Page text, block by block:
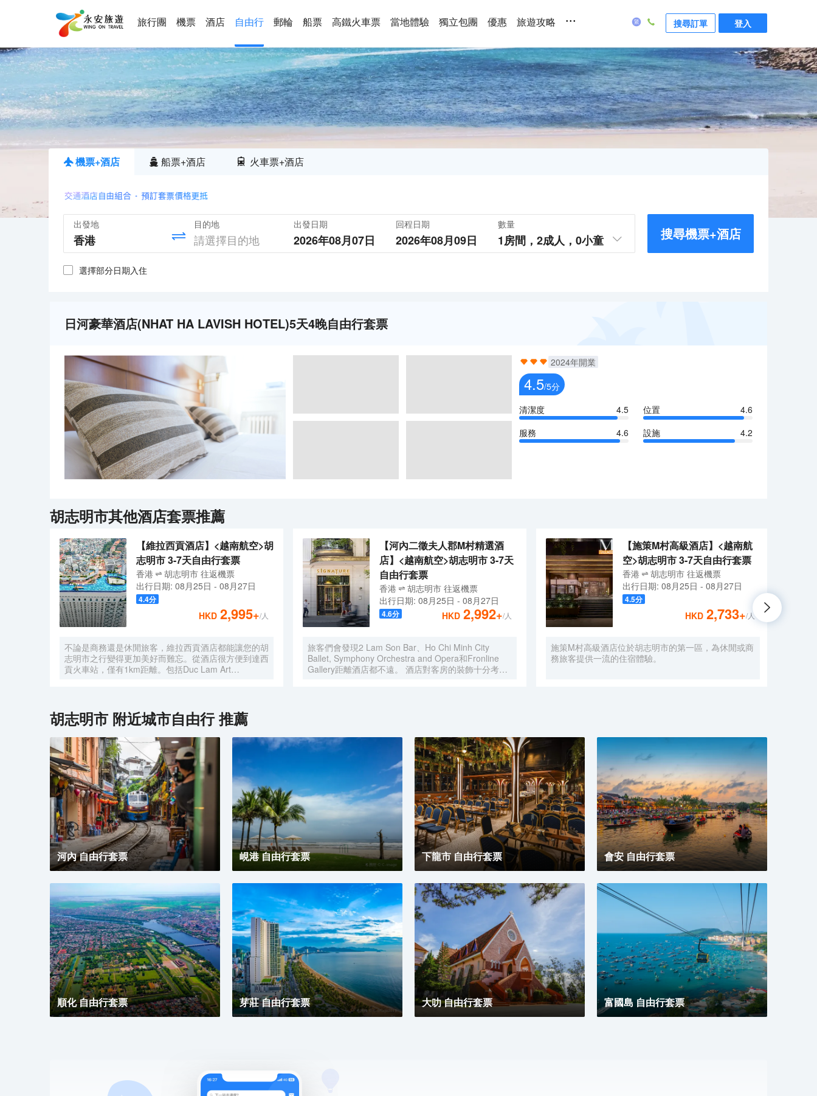
旅行團 機票 酒店 自由行 郵輪 船票 高鐵火車票 當地體驗 獨立包團 優惠 旅遊攻略 ... 搜尋訂單 登入
機票+酒店 船票+酒店 火車票+酒店
出發地 目的地 出發日期
2026年08月07日
回程日期
2026年08月09日
數量
1房間， 2成人， 0小童 搜尋機票+酒店
選擇部分日期入住
日河豪華酒店(NHAT HA LAVISH HOTEL)5天4晚自由行套票
2024年開業
4.5/5分
清潔度
4.5 位置
4.6
服務
4.6 設施 4.2
胡志明市其他酒店套票推薦
【維拉西貢酒店】<越南航空>胡
志明市 3-7天自由行套票
香港 胡志明市 往返機票
出行日期: 08月25日 - 08月27日
4.4分
HKD 2,995+/人
不論是商務還是休閒旅客，維拉西貢酒店都能讓您的胡
志明市之行變得更加美好而難忘。從酒店很方便到達西
貢火車站，僅有1km距離。包括Duc Lam Art
傘、房內保險箱和空調。有飲水需求的旅客，酒店還為
您提供了瓶裝水。浴室配有拖鞋、24小時熱水和浴
缸。在餘暇時間，可以選擇去酒店的酒吧喝上一杯飲
料，驅走所有的疲憊。貼心的送餐服務可以滿足那些喜
歡在私人場合進餐的旅客。除此之外，周邊餐飲種類繁
多。HOME FINEST（東南亞菜）供應一流的推薦美
味-Grilled beef on hot rock stone，Huynh Hoa
Sandwich Shop（BÁNH MÌ HUỲNH HOA）（快餐簡
餐）提供的法棍三明治備受好評，Cyclo Resto（東南
亞菜）的香茅雞也是來這裏遊玩不容錯過的美味。 住
客既能在 室外泳池揮灑汗水，也可以在桑拿浴室放鬆
身心。酒店設有會議廳和商務中心，為旅客提供高品質
的商務服務。提供乾洗服務，為您的旅途省心。
【河內二徵夫人郡M村精選酒
店】<越南航空>胡志明市 3-7天
自由行套票
香港 胡志明市 往返機票
出行日期: 08月25日 - 08月27日
4.6分 HKD 2,992+/人
旅客們會發現2 Lam Son Bar、Ho Chi Minh City
Ballet, Symphony Orchestra and Opera和Fronline
Gallery距離酒店都不遠。 酒店對客房的裝飾十分考
周到的服務，酒店的休閒區定能滿足您的品質需求。酒
店的會議廳將熱情的服務與專業的素質完美地結合在一
起。提供乾洗服務，為您的旅途省心。
【施策M村高級酒店】<越南航
空>胡志明市 3-7天自由行套票
香港 胡志明市 往返機票
出行日期: 08月25日 - 08月27日
4.5分
HKD 2,733+/人
施策M村高級酒店位於胡志明市的第一區，為休閒或商
務旅客提供一流的住宿體驗。
胡志明市 附近城市自由行 推薦
河內 自由行套票 峴港 自由行套票 下龍市 自由行套票 會安 自由行套票
順化 自由行套票 芽莊 自由行套票 大叻 自由行套票 富國島 自由行套票